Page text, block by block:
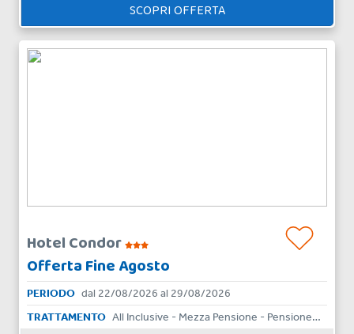
SCOPRI OFFERTA
Hotel Condor
Offerta Fine Agosto
PERIODO dal 22/08/2026 al 29/08/2026
TRATTAMENTO
All Inclusive - Mezza Pensione - Pensione Completa - Bed & Breakfast - Aparthotel - Skipass - Solo Pernottamento